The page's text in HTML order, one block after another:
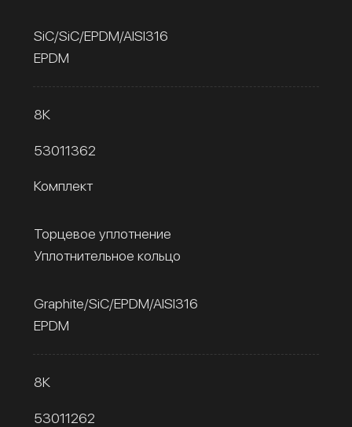
SiC/SiC/EPDM/AISI316
EPDM
8К
53011362
Комплект
Торцевое уплотнение
Уплотнительное кольцо
Graphite/SiC/EPDM/AISI316
EPDM
8К
53011262